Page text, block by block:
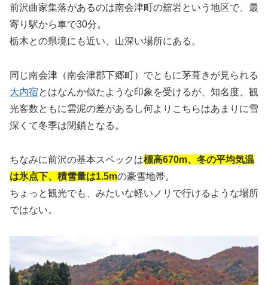
前沢曲家集落があるのは南会津町の舘岩という地区で、最
寄り駅から車で30分。
栃木との県境にも近い、山深い場所にある。
同じ南会津（南会津郡下郷町）でともに茅葺きが見られる
大内宿とはなんか似たような印象を受けるが、知名度、観
光客数ともに雲泥の差があるし何よりこちらはあまりに雪
深くて冬季は閉鎖となる。
ちなみに前沢の基本スペックは標高670m、冬の平均気温
は氷点下、積雪量は1.5mの豪雪地帯。
ちょっと観光でも、みたいな軽いノリで行けるような場所
ではない。